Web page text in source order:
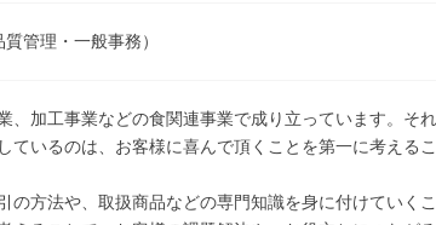
管理・一般事務）
、加工事業などの食関連事業で成り立っています。そ
ているのは、お客様に喜んで頂くことを第一に考える
の方法や、取扱商品などの専門知識を身に付けていく